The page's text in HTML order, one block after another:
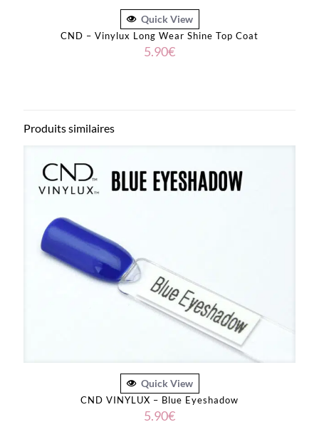
Quick View
CND – Vinylux Long Wear Shine Top Coat
5.90€
Produits similaires
Quick View
CND VINYLUX – Blue Eyeshadow
5.90€